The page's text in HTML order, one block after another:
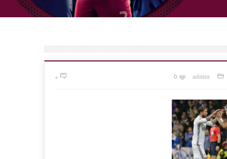
admin
0 ۰